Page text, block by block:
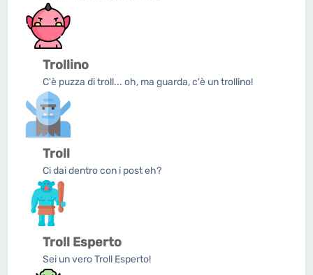
Trollino
C'è puzza di troll... oh, ma guarda, c'è un trollino!
Troll
Ci dai dentro con i post eh?
Troll Esperto
Sei un vero Troll Esperto!